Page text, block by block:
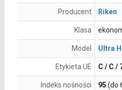
Producent Riken
Klasa
Model Ultra
Etykieta UE C / C /
Indeks nośności 95 (do